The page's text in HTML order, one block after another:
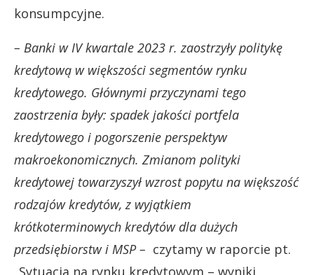
konsumpcyjne.
– Banki w IV kwartale 2023 r. zaostrzyły politykę
kredytową w większości segmentów rynku
kredytowego. Głównymi przyczynami tego
zaostrzenia były: spadek jakości portfela
kredytowego i pogorszenie perspektyw
makroekonomicznych. Zmianom polityki
kredytowej towarzyszył wzrost popytu na większość
rodzajów kredytów, z wyjątkiem
krótkoterminowych kredytów dla dużych
przedsiębiorstw i MSP – czytamy w raporcie pt.
„Sytuacja na rynku kredytowym – wyniki